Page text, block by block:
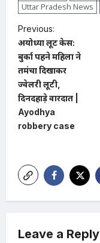
Uttar Pradesh News
P
o
s
t
n
a
g
a
i
Previous:
अयोध्या लूट केस:
बुर्का पहने महिला ने
तमंचा दिखाकर
ज्वेलरी लूटी,
दिनदहाड़े वारदात |
Ayodhya
robbery case
Leave a Reply